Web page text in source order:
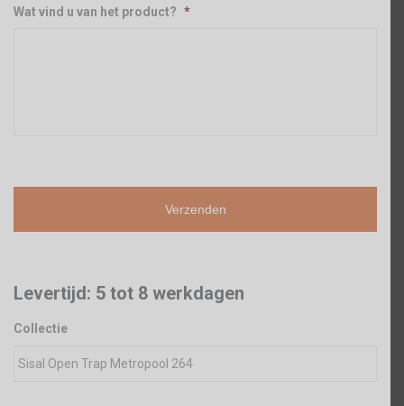
Wat vind u van het product? *
Levertijd: 5 tot 8 werkdagen
Collectie